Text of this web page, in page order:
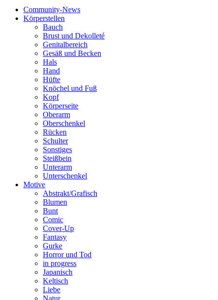
Community-News
Körperstellen
Bauch
Brust und Dekolleté
Genitalbereich
Gesäß und Becken
Hals
Hand
Hüfte
Knöchel und Fuß
Kopf
Körperseite
Oberarm
Oberschenkel
Rücken
Schulter
Sonstiges
Steißbein
Unterarm
Unterschenkel
Motive
Abstrakt/Grafisch
Blumen
Bunt
Comic
Cover-Up
Fantasy
Gurke
Horror und Tod
in progress
Japanisch
Keltisch
Liebe
Natur